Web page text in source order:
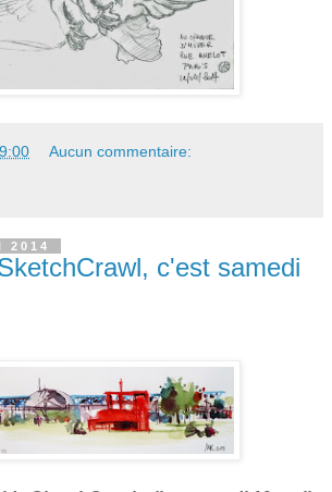
Aucun commentaire:
2014
c'est samedi